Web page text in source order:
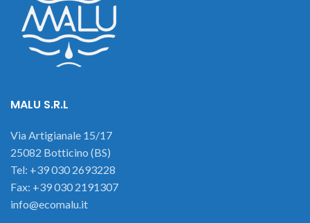
MALU S.R.L
Via Artigianale 15/17
25082 Botticino (BS)
Tel: +39 030 2693228
Fax: +39 030 2191307
info@ecomalu.it